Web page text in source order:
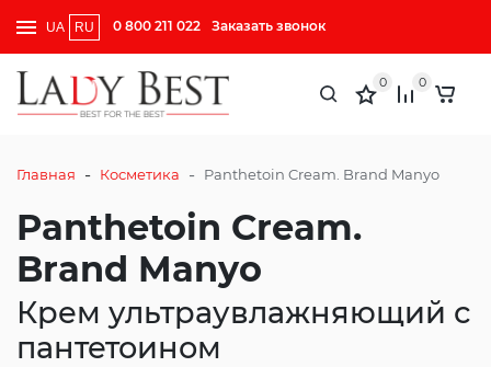
UA RU 0 800 211 022 Заказать звонок
0 0
Главная - Косметика - Panthetoin Cream. Brand Manyo
Panthetoin Cream.
Brand Manyo
Крем ультраувлажняющий с
пантетоином